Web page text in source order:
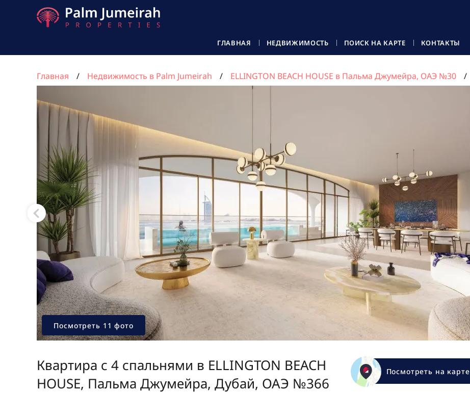
ГЛАВНАЯ НЕДВИЖИМОСТЬ ПОИСК НА КАРТЕ КОНТАКТЫ
Главная Недвижимость в Palm Jumeirah
ELLINGTON BEACH HOUSE в Пальма Джумейра, ОАЭ №30
Квартира с 4 спальнями в ELLINGTON BEACH HOUSE, Пальма Джумейра, Дубай, ОАЭ №366
Посмотреть 11 фото
Квартира с 4 спальнями в ELLINGTON BEACH
HOUSE, Пальма Джумейра, Дубай, ОАЭ №366
Посмотреть на карте